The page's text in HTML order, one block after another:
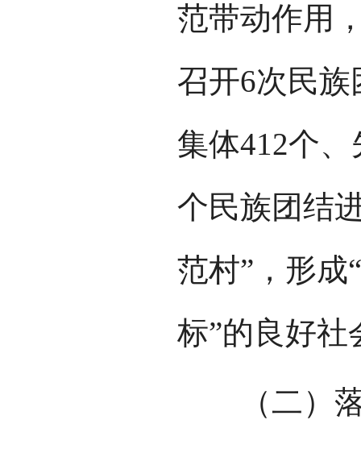
范带动作用
召开6次民
集体412个
个民族团结
范村”，形成
标”的良好社
（二）落